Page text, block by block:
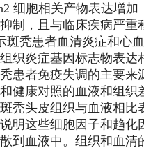
细胞相关产物表达增加
制，且与临床疾病严重
斑秃患者血清炎症和心
织炎症基因标志物表达
患者免疫失调的主要来
健康对照的血液和组织
秃头皮组织与血液相比
明这些细胞因子和趋化
到血液中。组织和血清